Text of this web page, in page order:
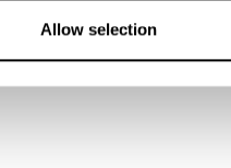
Allow selection